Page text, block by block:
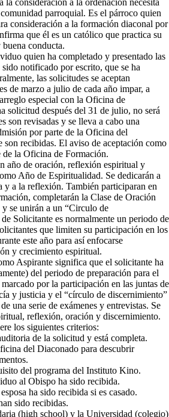
la consideración a la ordenación necesita
parroquial. Es el párroco quien
consideración a la formación diaconal por
que él es un católico que practica su
conducta.
quien ha completado y presentado las
notificado por escrito, que se ha
las solicitudes se aceptan
de marzo a julio de cada año impar, a
especial con la Oficina de
solicitud después del 31 de julio, no será
son revisadas y se lleva a cabo una
por parte de la Oficina del
son recibidas. El aviso de aceptación como
la Oficina de Formación.
año de oración, reflexión espiritual y
Año de Espiritualidad. Se dedicarán a
y a la reflexión. También participaran en
completarán la Clase de Oración
se unirán a un “Circulo de
Solicitante es normalmente un periodo de
que limiten su participación en los
este año para así enfocarse
y crecimiento espiritual.
Aspirante significa que el solicitante ha
del periodo de preparación para el
por la participación en las juntas de
y justicia y el “círculo de discernimiento”
una serie de exámenes y entrevistas. Se
reflexión, oración y discernimiento.
los siguientes criterios:
de la solicitud y está completa.
del Diaconado para descubrir
del programa del Instituto Kino.
al Obispo ha sido recibida.
ha sido recibida si es casado.
sido recibidas.
(high school) y la Universidad (colegio)